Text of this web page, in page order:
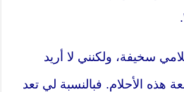
سخيفة، ولكنني لا أريد
هذه الأحلام. فبالنسبة لي تعد